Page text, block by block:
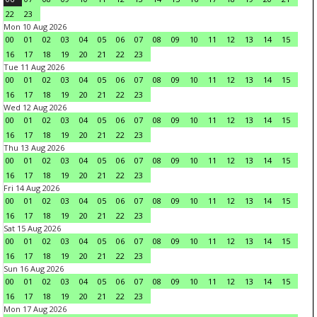
22
23
Mon 10 Aug 2026
00
01 02 03 04 05 06 07 08 09 10 11 12 13 14
15
16
17 18 19 20 21 22
23
Tue 11 Aug 2026
00
01 02 03 04 05 06 07 08 09 10 11 12 13 14
15
16
17 18 19 20 21 22
23
Wed 12 Aug 2026
00
01 02 03 04 05 06 07 08 09 10 11 12 13 14
15
16
17 18 19 20 21 22
23
Thu 13 Aug 2026
00
01 02 03 04 05 06 07 08 09 10 11 12 13 14
15
16
17 18 19 20 21 22
23
Fri 14 Aug 2026
00
01 02 03 04 05 06 07 08 09 10 11 12 13 14
15
16
17 18 19 20 21 22
23
Sat 15 Aug 2026
00
01 02 03 04 05 06 07 08 09 10 11 12 13 14
15
16
17 18 19 20 21 22
23
Sun 16 Aug 2026
00
01 02 03 04 05 06 07 08 09 10 11 12 13 14
15
16
17 18 19 20 21 22
23
Mon 17 Aug 2026